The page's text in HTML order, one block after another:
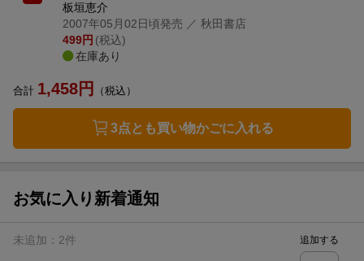
板垣恵介
2007年05月02日頃発売 ／ 秋田書店
499円 (税込)
在庫あり
合計 1,458円 （税込）
3点とも買い物かごに入れる
お気に入り新着通知
未追加： 2件 追加する